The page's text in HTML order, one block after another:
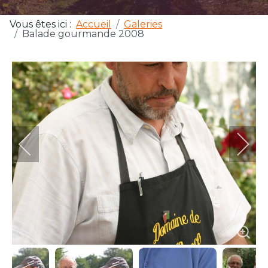
Vous êtes ici : Accueil
Galeries
Balade gourmande 2008